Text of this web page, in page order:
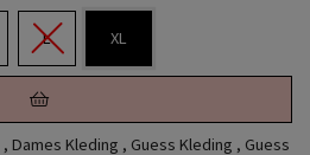
L XL
, Dames Kleding , Guess Kleding , Guess